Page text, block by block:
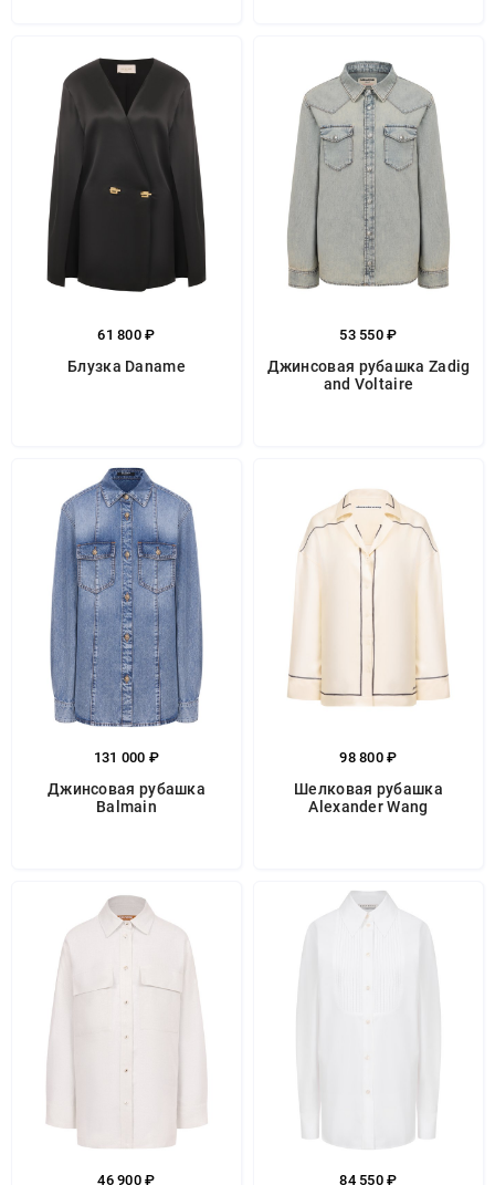
61 800 ₽
Блузка Daname
53 550 ₽
Джинсовая рубашка Zadig
and Voltaire
131 000 ₽
Джинсовая рубашка
Balmain
98 800 ₽
Шелковая рубашка
Alexander Wang
46 900 ₽ 84 550 ₽